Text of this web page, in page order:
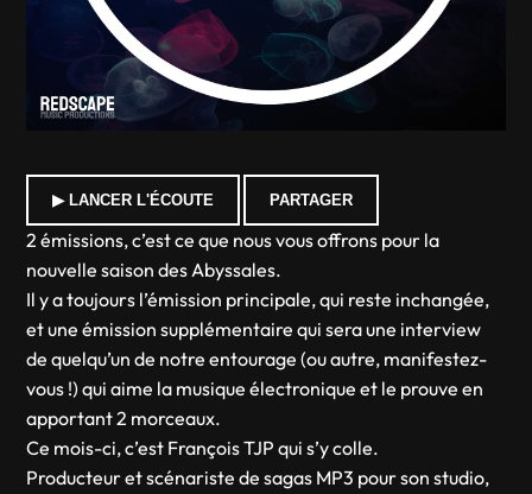
▶ LANCER L'ÉCOUTE PARTAGER
2 émissions, c’est ce que nous vous offrons pour la
nouvelle saison des Abyssales.
Il y a toujours l’émission principale, qui reste inchangée,
et une émission supplémentaire qui sera une interview
de quelqu’un de notre entourage (ou autre, manifestez-
vous !) qui aime la musique électronique et le prouve en
apportant 2 morceaux.
Ce mois-ci, c’est François TJP qui s’y colle.
Producteur et scénariste de sagas MP3 pour son studio,